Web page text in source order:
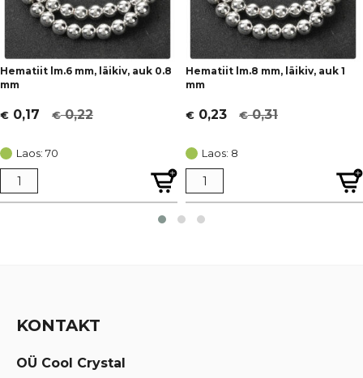
Hematiit lm.6 mm, läikiv, auk 0.8
mm
€0,22
Algne
oli:
€ 0,22.
€ 0,17
Current
is:
€ 0,17.
Laos: 70
Hematiit lm.8 mm, läikiv, auk 1
mm
€0,31
Algne
oli:
€ 0,31.
€ 0,23
Current
is:
€ 0,23.
Laos: 8
KONTAKT
OÜ Cool Crystal